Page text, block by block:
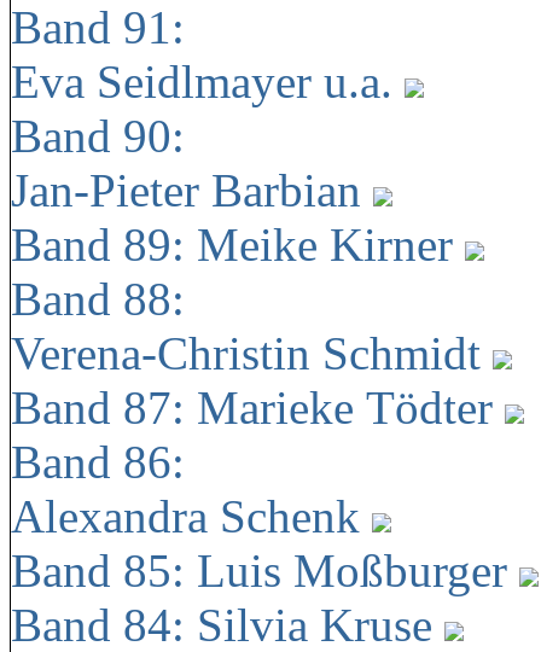
Band 91:
Eva Seidlmayer u.a.
Band 90:
Jan-Pieter Barbian
Band 89: Meike Kirner
Band 88:
Verena-Christin Schmidt
Band 87: Marieke Tödter
Band 86:
Alexandra Schenk
Band 85: Luis Moßburger
Band 84: Silvia Kruse